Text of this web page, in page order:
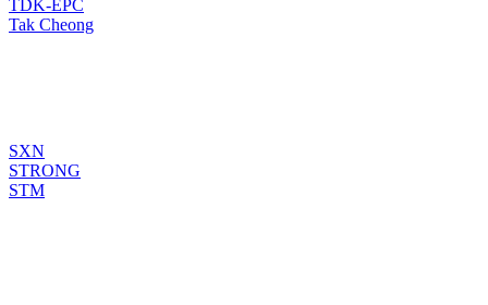
TDK-EPC
Tak Cheong
SXN
STRONG
STM